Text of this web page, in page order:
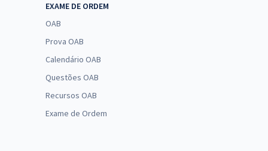
EXAME DE ORDEM
OAB
Prova OAB
Calendário OAB
Questões OAB
Recursos OAB
Exame de Ordem